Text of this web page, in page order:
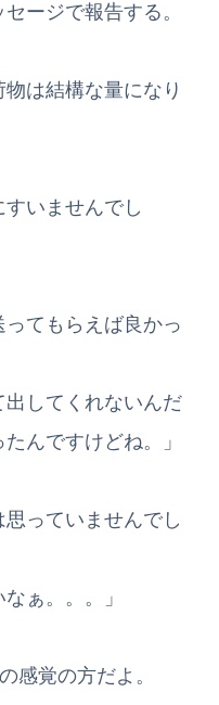
ージで報告する。
物は結構な量になり
すいませんでし
ってもらえば良かっ
してくれないんだ
んですけどね。」
思っていませんでし
ぁ。。。」
感覚の方だよ。